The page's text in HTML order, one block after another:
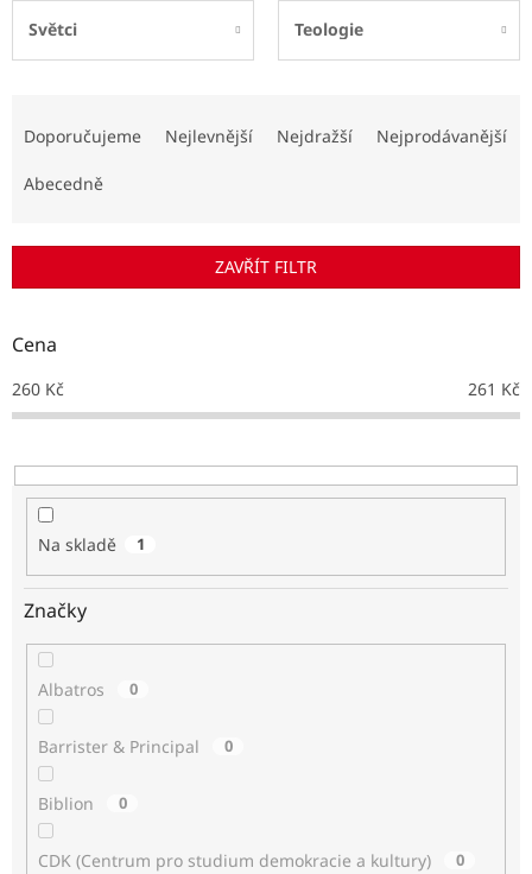
Světci Teologie
r
d
k
t
Doporučujeme Nejlevnější Nejdražší Nejprodávanější
Abecedně
ZAVŘÍT FILTR
Cena
260 Kč 261 Kč
Na skladě 1
Značky
Albatros 0
Barrister & Principal 0
Biblion 0
CDK (Centrum pro studium demokracie a kultury) 0